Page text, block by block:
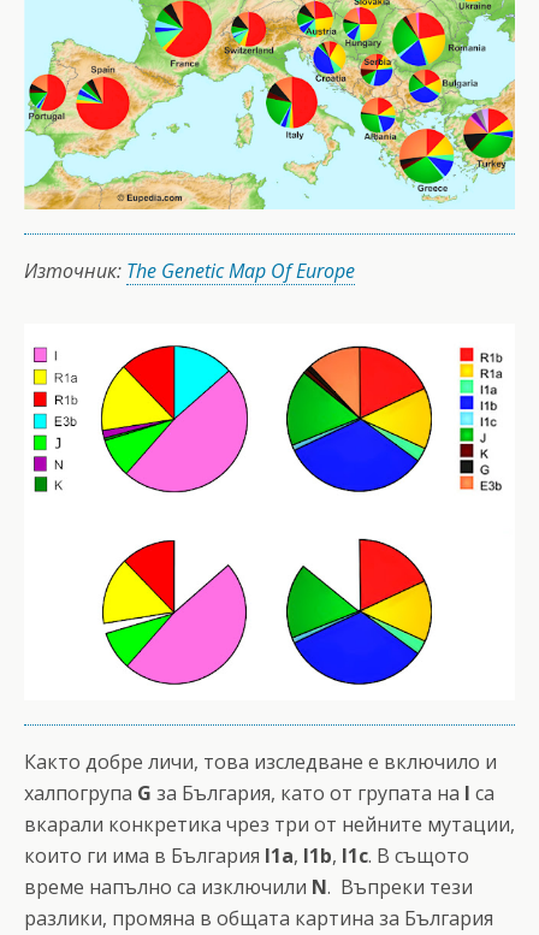
Източник: The Genetic Map Of Europe
Както добре личи, това изследване е включило и
халпогрупа G за България, като от групата на I са
вкарали конкретика чрез три от нейните мутации,
които ги има в България I1a, I1b, I1c. В същото
време напълно са изключили N. Въпреки тези
разлики, промяна в общата картина за България